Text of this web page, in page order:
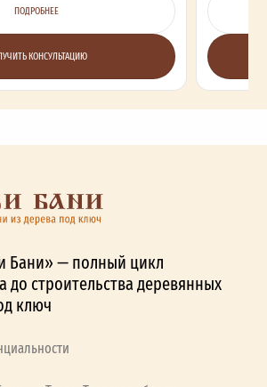
ПОДРОБНЕЕ
КОНСУЛЬТАЦИЮ
Бани» — полный цикл
до строительства деревянных
ключ